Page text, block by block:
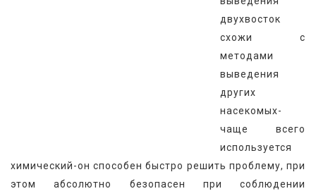
двухвосток
схожи с
методами
выведения
других
насекомых-
чаще всего
используется
химический-он способен быстро решить проблему, при
этом абсолютно безопасен при соблюдении